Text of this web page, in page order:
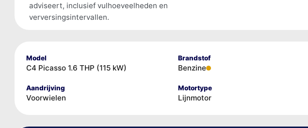
adviseert, inclusief vulhoeveelheden en
verversingsintervallen.
Model
C4 Picasso 1.6 THP (115 kW)
Brandstof
Benzine
Aandrijving
Voorwielen
Motortype
Lijnmotor